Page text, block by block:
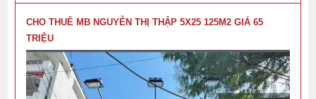
CHO THUÊ MB NGUYỄN THỊ THẬP 5X25 125M2 GIÁ 65
TRIỆU